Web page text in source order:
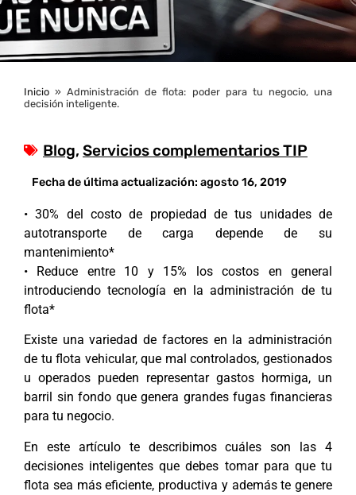
Inicio »Administración de flota: poder para tu negocio, una
decisión inteligente.
Blog, Servicios complementarios TIP
Fecha de última actualización: agosto 16, 2019
• 30% del costo de propiedad de tus unidades de
autotransporte de carga depende de su
mantenimiento*
• Reduce entre 10 y 15% los costos en general
introduciendo tecnología en la administración de tu
flota*
Existe una variedad de factores en la administración
de tu flota vehicular, que mal controlados, gestionados
u operados pueden representar gastos hormiga, un
barril sin fondo que genera grandes fugas financieras
para tu negocio.
En este artículo te describimos cuáles son las 4
decisiones inteligentes que debes tomar para que tu
flota sea más eficiente, productiva y además te genere